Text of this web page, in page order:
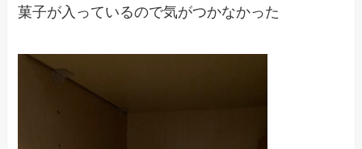
菓子が入っているので気がつかなかった